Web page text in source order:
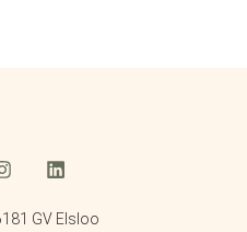
GV Elsloo